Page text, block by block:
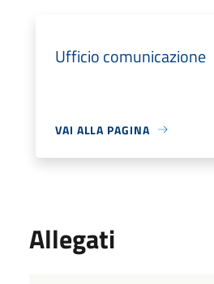
Ufficio comunicazione
VAI ALLA PAGINA
Allegati